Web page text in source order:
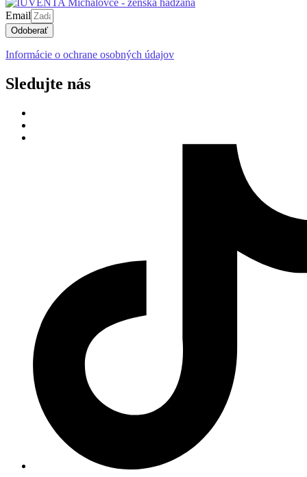
Email
Odoberať
Informácie o ochrane osobných údajov
Sledujte nás